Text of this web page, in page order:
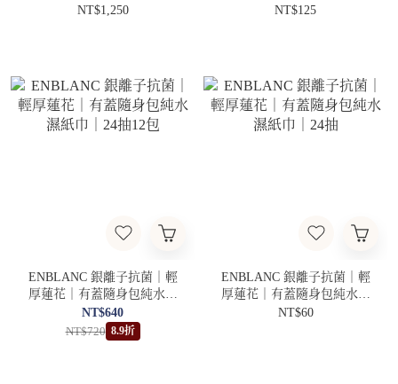
巾｜74抽10包
NT$1,250
巾｜74抽
NT$125
ENBLANC 銀離子抗菌｜輕
厚蓮花｜有蓋隨身包純水濕
紙巾｜24抽12包
NT$640
NT$720 8.9折
ENBLANC 銀離子抗菌｜輕
厚蓮花｜有蓋隨身包純水濕
紙巾｜24抽
NT$60